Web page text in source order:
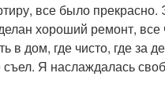
все было
хороший ремонт, все
в дом, где чисто, где за
съел. Я наслаждалась